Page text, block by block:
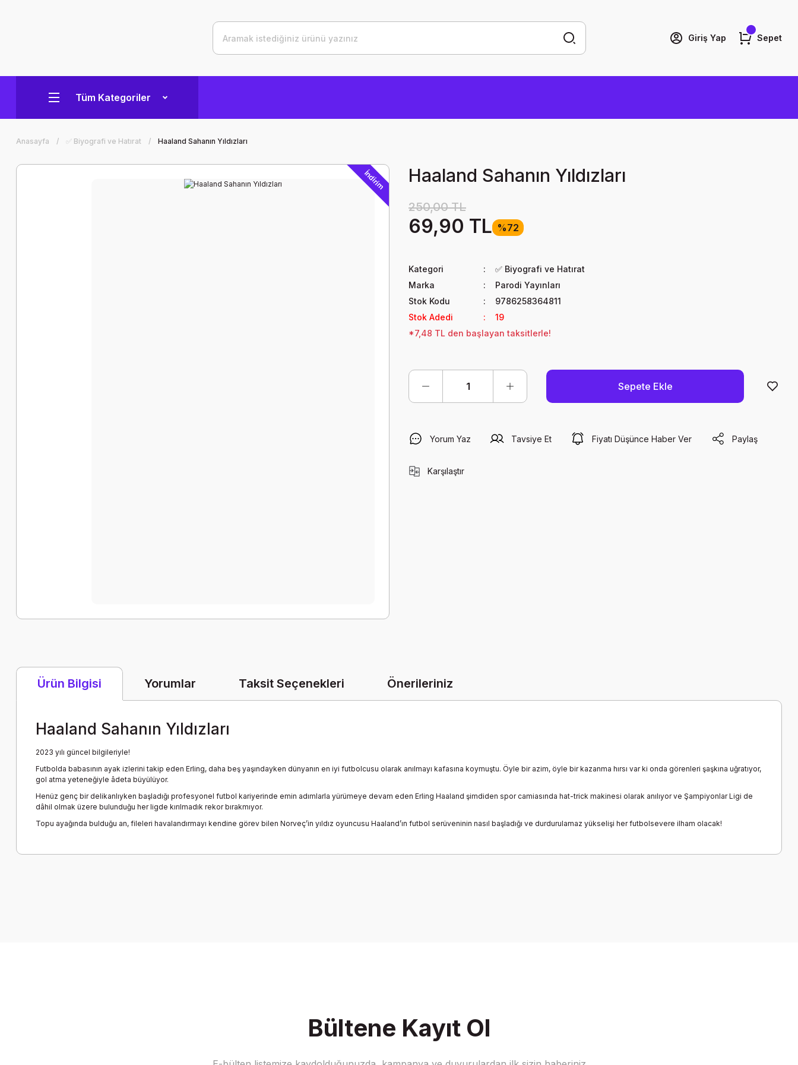
Giriş Yap Sepet
Tüm Kategoriler
Anasayfa ✅ Biyografi ve Hatırat Haaland Sahanın Yıldızları
İndirim Haaland Sahanın Yıldızları
250,00 TL
69,90 TL %72
Kategori
✅ Biyografi ve Hatırat
Marka
Parodi Yayınları
Stok Kodu
9786258364811
Stok Adedi
19
*7,48 TL den başlayan taksitlerle!
Sepete Ekle
Yorum Yaz Tavsiye Et Fiyatı Düşünce Haber Ver Paylaş
Karşılaştır
Ürün Bilgisi Yorumlar Taksit Seçenekleri Önerileriniz
Haaland Sahanın Yıldızları
2023 yılı güncel bilgileriyle!
Futbolda babasının ayak izlerini takip eden Erling, daha beş yaşındayken dünyanın en iyi futbolcusu olarak anılmayı kafasına koymuştu. Öyle bir azim, öyle bir kazanma hırsı var ki onda görenleri şaşkına uğratıyor,
gol atma yeteneğiyle âdeta büyülüyor.
Henüz genç bir delikanlıyken başladığı profesyonel futbol kariyerinde emin adımlarla yürümeye devam eden Erling Haaland şimdiden spor camiasında hat-trick makinesi olarak anılıyor ve Şampiyonlar Ligi de
dâhil olmak üzere bulunduğu her ligde kırılmadık rekor bırakmıyor.
Topu ayağında bulduğu an, fileleri havalandırmayı kendine görev bilen Norveç’in yıldız oyuncusu Haaland’ın futbol serüveninin nasıl başladığı ve durdurulamaz yükselişi her futbolsevere ilham olacak!
Bültene Kayıt Ol